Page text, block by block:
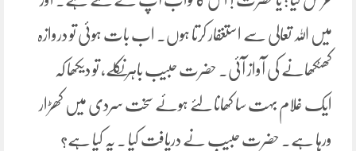
میں اللہ تعالی سے استغفار کرتا ہوں۔ اب بات ہوئی تو دروازہ
کھٹکھانے کی آواز آئی۔ حضرت حبیب باہر نکلے، تو دیکھا کہ
ایک غلام بہت سا کھانا لئے ہوئے سخت سردی میں کھڑار
ورہا ہے۔ حضرت حبیب نے دریافت کیا ۔ یہ کیا ہے؟